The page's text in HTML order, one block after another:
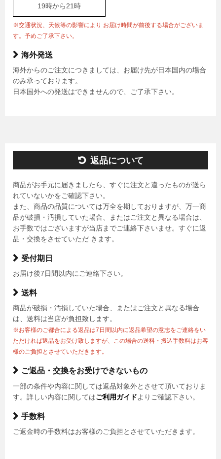
19時から21時
※交通状況、天候等の影響により お届け時間が前後する場合がございま
す。予めご了承下さい。
海外発送
海外からのご注文につきましては、お届け先が日本国内の場合
のみ承っております。
日本国外への発送はできませんので、ご了承下さい。
返品について
商品がお手元に届きましたら、すぐに注文と違ったものが送ら
れていないかをご確認下さい。
また、商品の品質については万全を期しておりますが、万一商
品が破損・汚損していた場合、またはご注文と異なる場合は、
お手数ではございますが当店までご連絡下さいませ。すぐに返
品・交換をさせていただ きます。
受付期日
お届け後7日間以内にご連絡下さい。
送料
商品が破損・汚損していた場合、またはご注文と異なる場合
は、送料は当店が負担致します。
※お客様のご都合による返品は7日間以内に返品希望の意志をご連絡をい
ただければ返品をお受け致しますが、この場合の送料・振込手数料はお客
様のご負担とさせていただきます。
ご返品・交換をお受けできないもの
一部の条件や内容に関しては返品対象外とさせて頂いておりま
す。詳しい内容に関してはご利用ガイドよりご確認下さい。
手数料
ご返金時の手数料はお客様のご負担とさせていただきます。